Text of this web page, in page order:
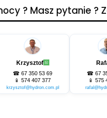
? Masz pytanie ?
Krzysztof
☎ 67 350 53 69
📱 574 407 377
krzysztof@hydron.com.pl
☎ 67
📱 575